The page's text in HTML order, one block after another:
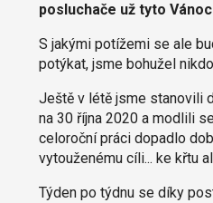
posluchače už tyto
S jakými potížemi se ale
potýkat, jsme bohužel
Ještě v létě jsme stanovili
na 30 října 2020 a modlili
celoroční práci dopadlo
vytouženému cíli... ke křtu
Týden po týdnu se díky